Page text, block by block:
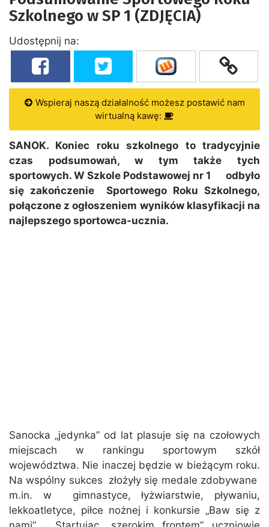
Szkolnego w SP 1 (ZDJĘCIA)
Udostępnij na:
Wspieraj naszą działalność możesz postawić nam
wirtualną kawę:
SANOK. Koniec roku szkolnego to tradycyjnie
czas podsumowań, w tym także tych
sportowych. W Szkole Podstawowej nr 1 odbyło
się zakończenie Sportowego Roku Szkolnego,
połączone z ogłoszeniem wyników klasyfikacji na
najlepszego sportowca-ucznia.
Sanocka „jedynka” od lat plasuje się na czołowych
miejscach w rankingu sportowym szkół
województwa. Nie inaczej będzie w bieżącym roku.
Na wspólny sukces złożyły się medale zdobywane
m.in. w gimnastyce, łyżwiarstwie, pływaniu,
lekkoatletyce, piłce nożnej i konkursie „Baw się z